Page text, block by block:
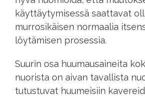
käyttäytymisessä saattavat
murrosikäisen normaalia
löytämisen prosessia.
Suurin osa huumausaineita
nuorista on aivan tavallista
tutustuvat huumeisiin